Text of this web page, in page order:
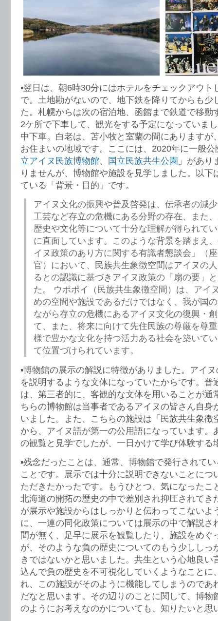
▪️翌日は、朝6時30分にはホテルをチェックアウト
で。土地勘がないので、地下鉄を降りてからも少
た。札幌からは次の宿泊地、函館まで鉄道で移動
2ケ所で下車して、観光をする予定になっていま
中下車。白老は、苫小牧と室蘭の間にありますが
お住まいの地域です。ここには、2020年に一般公
立アイヌ民族博物館、国立民族共生公園」 があり
りませんが、博物館や施設を見学しました。以下
ている「背景・目的」です。
アイヌ文化の振興や普及啓発は、伝承者の減
工芸など存立の危機にある分野の存在、また
歴史や文化等について十分な理解が得られて
に直面しています。このような背景を踏まえ
イヌ政策のあり方に関する有識者懇談会」（
官）において、民族共生象徴空間はアイヌの
るとの認識に基づきアイヌ政策の「扇の要」
た。 ウポポイ（民族共生象徴空間）は、アイ
めの空間や施設であるだけではなく、我が国
ながら存立の危機にあるアイヌ文化の復興・
て、また、将来に向けて先住民族の尊厳を尊
様で豊かな文化を持つ活力ある社会を築いて
て位置づけられています。
▪️博物館の展示の解説に特徴がありました。アイ
を説明するような文体になっていたからです。普
は、第三者的に、客観的な文体を用いることが通
ちらの博物館は当事者であるアイヌの皆さん自身
いました。また、こちらの施設は「民族共生象徴
から、アイヌ語が第一の公用語になっています。
の観覧と見学でしたが、一日かけて学び体験する
▪️残念だったことは、通常、博物館で発行されて
ことです。展示では十分に説明できないことにつ
ただきたかったです。もうひとつ、気になったこ
北海道の開拓の歴史の中で差別され抑圧されてき
が展示や施設からはしっかりと伝わってこないよ
に、一連の同化政策については展示の中で解説
間が無く、足早に展示を観覧したり、施設をめぐ
が、そのような負の歴史についてのもう少ししっ
きではないかと思いました。共生という心地良い
込んで負の歴史を不可視化していくようなことに
れ、この施設がそのように機能してしまうのであ
だなと思います。その辺りのことに関して、博物
のようにお考えなのかについても、知りたいと思